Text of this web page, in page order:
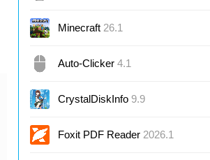
230919
Minecraft 26.1
Auto-Clicker 4.1
CrystalDiskInfo 9.9
Foxit PDF Reader 2026.1